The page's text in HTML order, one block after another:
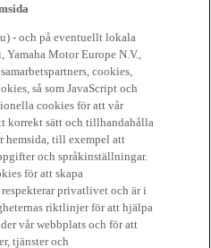
- och på eventuellt lokala
Motor Europe N.V.,
cookies,
så som JavaScript och
cookies för att vår
korrekt sätt och tillhandahålla
hemsida, till exempel att
och språkinställningar.
för att skapa
privatlivet och är i
riktlinjer för att hjälpa
vår webbplats och för att
tjänster och